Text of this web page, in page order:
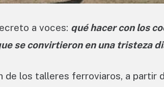
a voces: qué hacer con los
se convirtieron en una tristeza
los talleres ferroviaros, a partir